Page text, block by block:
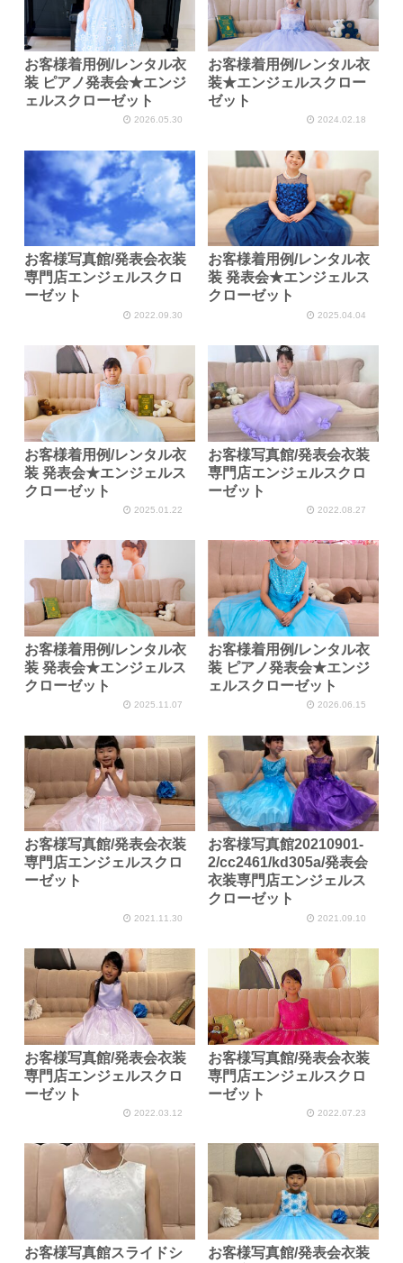
お客様着用例/レンタル衣
装 ピアノ発表会★エンジ
ェルスクローゼット
2026.05.30
お客様着用例/レンタル衣
装★エンジェルスクロー
ゼット
2024.02.18
お客様写真館/発表会衣装
専門店エンジェルスクロ
ーゼット
2022.09.30
お客様着用例/レンタル衣
装 発表会★エンジェルス
クローゼット
2025.04.04
お客様着用例/レンタル衣
装 発表会★エンジェルス
クローゼット
2025.01.22
お客様写真館/発表会衣装
専門店エンジェルスクロ
ーゼット
2022.08.27
お客様着用例/レンタル衣
装 発表会★エンジェルス
クローゼット
2025.11.07
お客様着用例/レンタル衣
装 ピアノ発表会★エンジ
ェルスクローゼット
2026.06.15
お客様写真館/発表会衣装
専門店エンジェルスクロ
ーゼット
2021.11.30
お客様写真館20210901-
2/cc2461/kd305a/発表会
衣装専門店エンジェルス
クローゼット
2021.09.10
お客様写真館/発表会衣装
専門店エンジェルスクロ
ーゼット
2022.03.12
お客様写真館/発表会衣装
専門店エンジェルスクロ
ーゼット
2022.07.23
お客様写真館スライドシ
お客様写真館/発表会衣装